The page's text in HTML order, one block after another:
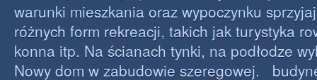
warunki mieszkania oraz wypoczynku
różnych form rekreacji, takich jak turystyka
konna itp. Na ścianach tynki, na podłodze
Nowy dom w zabudowie szeregowej.